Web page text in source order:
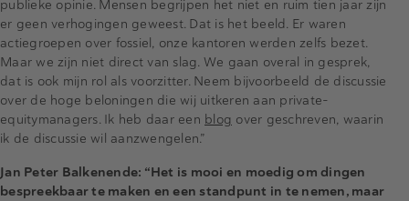
publieke opinie. Mensen begrijpen het niet en ruim tien jaar zijn
er geen verhogingen geweest. Dat is het beeld. Er waren
actiegroepen over fossiel, onze kantoren werden zelfs bezet.
Maar we zijn niet direct van slag. We gaan overal in gesprek,
dat is ook mijn rol als voorzitter. Neem bijvoorbeeld de discussie
over de hoge beloningen die wij uitkeren aan private-
equitymanagers. Ik heb daar een blog over geschreven, waarin
ik de discussie wil aanzwengelen.”
Jan Peter Balkenende: “Het is mooi en moedig om dingen
bespreekbaar te maken en een standpunt in te nemen, maar